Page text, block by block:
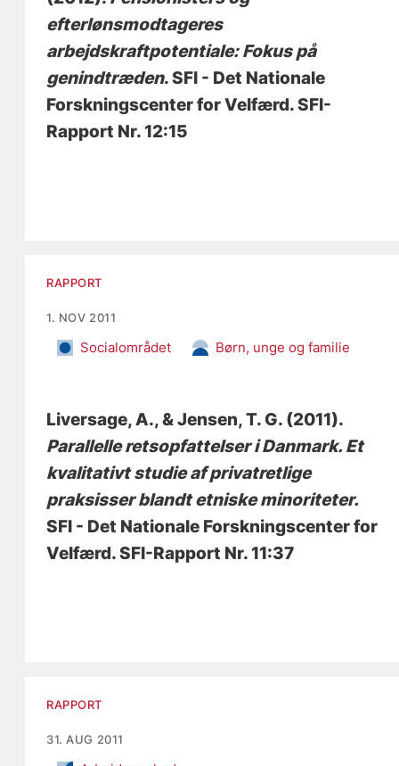
efterlønsmodtageres
arbejdskraftpotentiale: Fokus på
genindtræden. SFI - Det Nationale
Forskningscenter for Velfærd. SFI-
Rapport Nr. 12:15
RAPPORT
1. NOV 2011
Socialområdet Børn, unge og familie
Liversage, A., & Jensen, T. G. (2011).
Parallelle retsopfattelser i Danmark. Et
kvalitativt studie af privatretlige
praksisser blandt etniske minoriteter.
SFI - Det Nationale Forskningscenter for
Velfærd. SFI-Rapport Nr. 11:37
RAPPORT
31. AUG 2011